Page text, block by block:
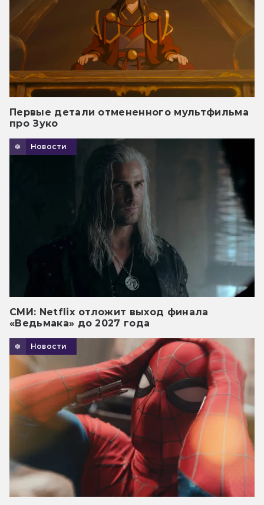
Первые детали отмененного мультфильма
про Зуко
Новости
СМИ: Netflix отложит выход финала
«Ведьмака» до 2027 года
Новости